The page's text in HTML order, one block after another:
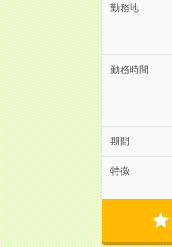
勤務地
勤務時間
期間
特徴